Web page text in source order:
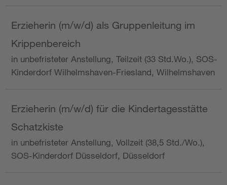
Erzieherin (m/w/d) als Gruppenleitung im
Krippenbereich
in unbefristeter Anstellung, Teilzeit (33 Std.Wo.), SOS-
Kinderdorf Wilhelmshaven-Friesland, Wilhelmshaven
Erzieherin (m/w/d) für die Kindertagesstätte
Schatzkiste
in unbefristeter Anstellung, Vollzeit (38,5 Std./Wo.),
SOS-Kinderdorf Düsseldorf, Düsseldorf